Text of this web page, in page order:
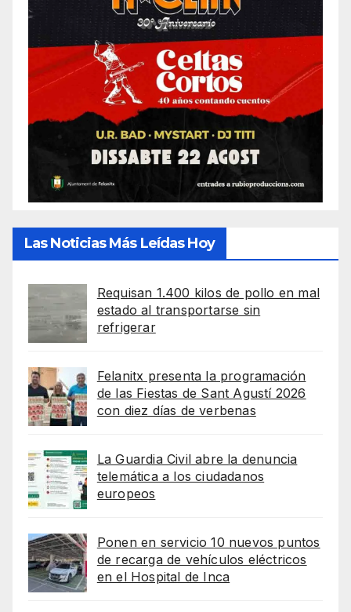
Las Noticias Más Leídas Hoy
Requisan 1.400 kilos de pollo en mal
estado al transportarse sin
refrigerar
Felanitx presenta la programación
de las Fiestas de Sant Agustí 2026
con diez días de verbenas
La Guardia Civil abre la denuncia
telemática a los ciudadanos
europeos
Ponen en servicio 10 nuevos puntos
de recarga de vehículos eléctricos
en el Hospital de Inca